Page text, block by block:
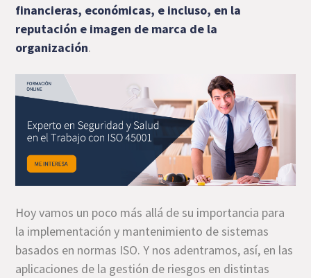
financieras, económicas, e incluso, en la
reputación e imagen de marca de la
organización.
Hoy vamos un poco más allá de su importancia para
la implementación y mantenimiento de sistemas
basados en normas ISO. Y nos adentramos, así, en las
aplicaciones de la gestión de riesgos en distintas